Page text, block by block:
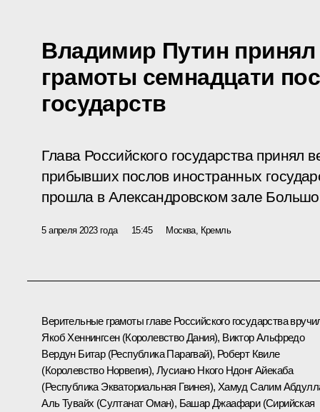
Владимир Путин
грамоты семнадцати
государств
Глава Российского государства принял
прибывших послов иностранных
прошла в Александровском зале
5 апреля 2023 года 15:45 Москва, Кремль
Верительные грамоты главе Российского государства
Якоб Хеннингсен (Королевство Дания), Виктор Альфредо
Вердун Битар (Республика Парагвай), Роберт Квиле
(Королевство Норвегия), Лусиано Нкого Ндонг Айекаба
(Республика Экваториальная Гвинея), Хамуд Салим
Аль Тувайх (Султанат Оман), Башар Джаафари (Сирийская